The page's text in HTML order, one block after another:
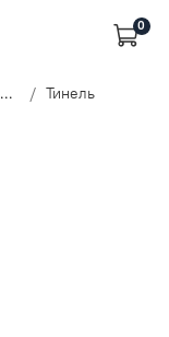
0
... Тинель